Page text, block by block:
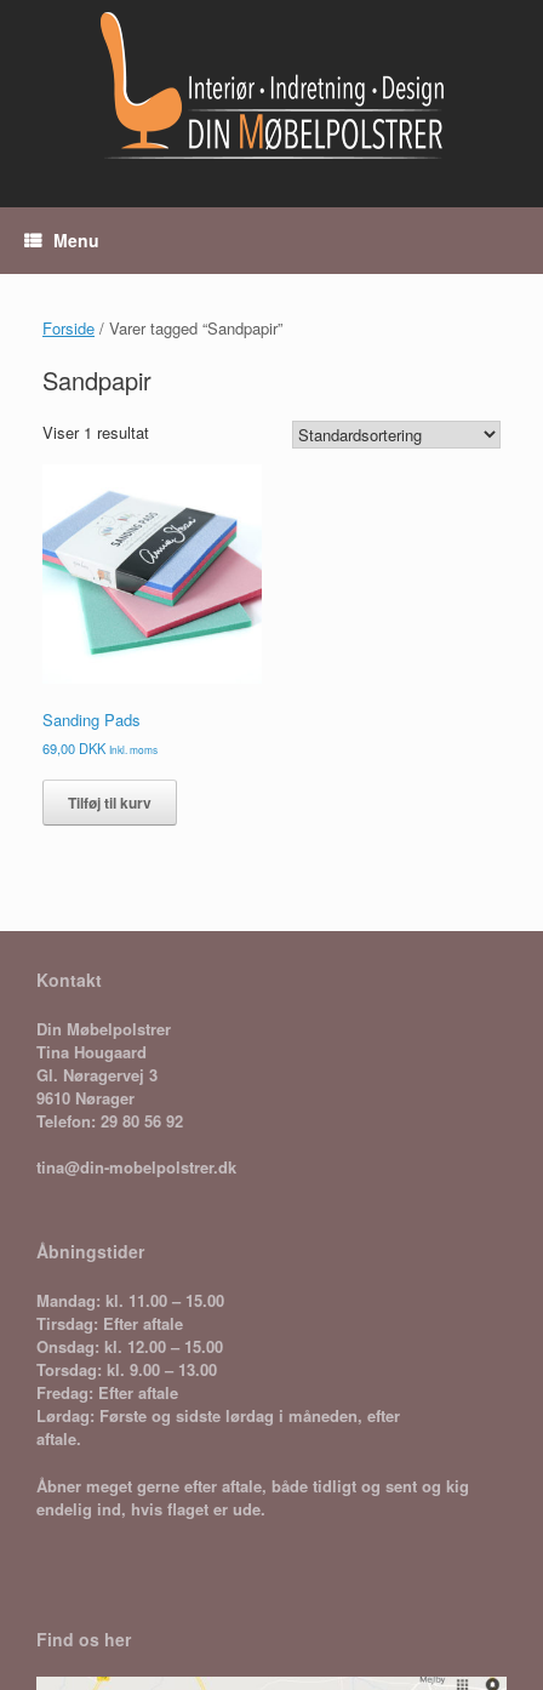
Menu
Forside / Varer tagged “Sandpapir”
Sandpapir
Viser 1 resultat
Sanding Pads
69,00 DKK Inkl. moms
Tilføj til kurv
Kontakt
Din Møbelpolstrer
Tina Hougaard
Gl. Nøragervej 3
9610 Nørager
Telefon: 29 80 56 92
tina@din-mobelpolstrer.dk
Åbningstider
Mandag: kl. 11.00 – 15.00
Tirsdag: Efter aftale
Onsdag: kl. 12.00 – 15.00
Torsdag: kl. 9.00 – 13.00
Fredag: Efter aftale
Lørdag: Første og sidste lørdag i måneden, efter
aftale.
Åbner meget gerne efter aftale, både tidligt og sent og kig
endelig ind, hvis flaget er ude.
Find os her